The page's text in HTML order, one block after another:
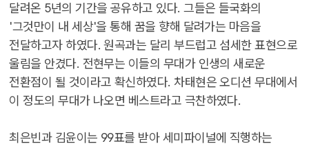
달려온 5년의 기간을 공유하고 있다. 그들은 들국화의
'그것만이 내 세상'을 통해 꿈을 향해 달려가는 마음을
전달하고자 하였다. 원곡과는 달리 부드럽고 섬세한 표현으로
울림을 안겼다. 전현무는 이들의 무대가 인생의 새로운
전환점이 될 것이라고 확신하였다. 차태현은 오디션 무대에서
이 정도의 무대가 나오면 베스트라고 극찬하였다.
최은빈과 김윤이는 99표를 받아 세미파이널에 직행하는